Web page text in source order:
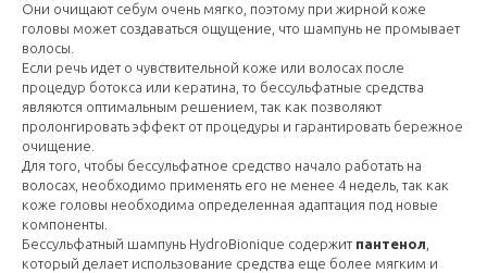
Они очищают себум очень мягко, поэтому при жирной коже
головы может создаваться ощущение, что шампунь не промывает
волосы.
Если речь идет о чувствительной коже или волосах после
процедур ботокса или кератина, то бессульфатные средства
являются оптимальным решением, так как позволяют
пролонгировать эффект от процедуры и гарантировать бережное
очищение.
Для того, чтобы бессульфатное средство начало работать на
волосах, необходимо применять его не менее 4 недель, так как
коже головы необходима определенная адаптация под новые
компоненты.
Бессульфатный шампунь HydroBionique содержит пантенол
который делает использование средства еще более мягким и